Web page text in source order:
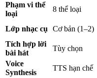
Phạm vi thể
loại
8 thể loại
Lớp nhạc cụ Cơ bản (1–2)
Tích hợp lời
bài hát
Tùy chọn
Voice
Synthesis
TTS hạn chế